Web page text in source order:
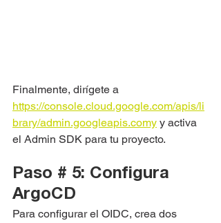
Finalmente, dirígete a
https://console.cloud.google.com/apis/li
brary/admin.googleapis.comy y activa
el Admin SDK para tu proyecto.
Paso # 5: Configura
ArgoCD
Para configurar el OIDC, crea dos